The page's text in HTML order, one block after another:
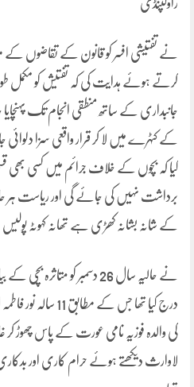
راولپنڈی
نے تفتیشی افسر کو قانون کے تقاضوں
کرتے ہوئے ہدایت کی کہ تفتیش کو مکمل
جانبداری کے ساتھ منطقی انجام تک پہنچایا
کے کٹہرے میں لا کر قرار واقعی سزا
کیا کہ بچوں کے خلاف جرائم میں کسی بھی
برداشت نہیں کی جائے گی اور ریاست ہر
کے شانہ بشانہ کھڑی ہے تھانہ کہوٹہ پولیس
کی والدہ فوزیہ نامی عورت کے پاس چھوڑ کر
لاوارث دیکھتے ہوئے حرام کاری اور